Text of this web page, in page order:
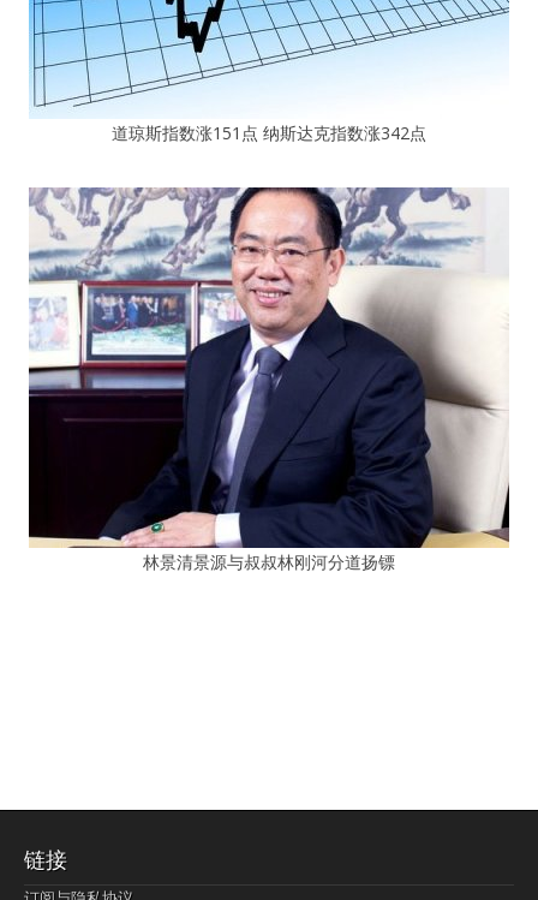
道琼斯指数涨151点 纳斯达克指数涨342点
林景清景源与叔叔林刚河分道扬镖
链接